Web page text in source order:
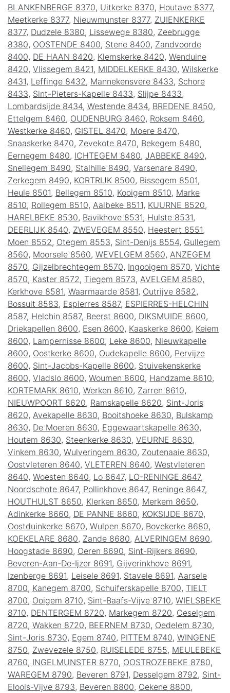
BLANKENBERGE 8370, Uitkerke 8370, Houtave 8377,
Meetkerke 8377, Nieuwmunster 8377, ZUIENKERKE
8377, Dudzele 8380, Lissewege 8380, Zeebrugge
8380, OOSTENDE 8400, Stene 8400, Zandvoorde
8400, DE HAAN 8420, Klemskerke 8420, Wenduine
8420, Vlissegem 8421, MIDDELKERKE 8430, Wilskerke
8431, Leffinge 8432 , Mannekensvere 8433, Schore
8433, Sint-Pieters-Kapelle 8433, Slijpe 8433,
Lombardsijde 8434, Westende 8434, BREDENE 8450,
Ettelgem 8460, OUDENBURG 8460, Roksem 8460,
Westkerke 8460, GISTEL 8470, Moere 8470,
Snaaskerke 8470, Zevekote 8470, Bekegem 8480,
Eernegem 8480, ICHTEGEM 8480, JABBEKE 8490,
Snellegem 8490, Stalhille 8490, Varsenare 8490,
Zerkegem 8490, KORTRIJK 8500, Bissegem 8501,
Heule 8501, Bellegem 8510, Kooigem 8510, Marke
8510, Rollegem 8510, Aalbeke 8511, KUURNE 8520,
HARELBEKE 8530, Bavikhove 8531, Hulste 8531,
DEERLIJK 8540, ZWEVEGEM 8550, Heestert 8551,
Moen 8552 , Otegem 8553, Sint-Denijs 8554, Gullegem
8560, Moorsele 8560, WEVELGEM 8560, ANZEGEM
8570, Gijzelbrechtegem 8570, Ingooigem 8570, Vichte
8570, Kaster 8572 , Tiegem 8573, AVELGEM 8580,
Kerkhove 8581, Waarmaarde 8581, Outrijve 8582 ,
Bossuit 8583, Espierres 8587, ESPIERRES-HELCHIN
8587, Helchin 8587, Beerst 8600, DIKSMUIDE 8600,
Driekapellen 8600, Esen 8600, Kaaskerke 8600, Keiem
8600, Lampernisse 8600, Leke 8600, Nieuwkapelle
8600, Oostkerke 8600, Oudekapelle 8600, Pervijze
8600, Sint-Jacobs-Kapelle 8600, Stuivekenskerke
8600, Vladslo 8600, Woumen 8600, Handzame 8610,
KORTEMARK 8610, Werken 8610, Zarren 8610,
NIEUWPOORT 8620, Ramskapelle 8620, Sint-Joris
8620, Avekapelle 8630, Booitshoeke 8630, Bulskamp
8630, De Moeren 8630, Eggewaartskapelle 8630,
Houtem 8630, Steenkerke 8630, VEURNE 8630,
Vinkem 8630, Wulveringem 8630, Zoutenaaie 8630,
Oostvleteren 8640, VLETEREN 8640, Westvleteren
8640, Woesten 8640, Lo 8647, LO-RENINGE 8647,
Noordschote 8647, Pollinkhove 8647, Reninge 8647,
HOUTHULST 8650, Klerken 8650, Merkem 8650,
Adinkerke 8660, DE PANNE 8660, KOKSIJDE 8670,
Oostduinkerke 8670, Wulpen 8670, Bovekerke 8680,
KOEKELARE 8680, Zande 8680, ALVERINGEM 8690,
Hoogstade 8690, Oeren 8690, Sint-Rijkers 8690,
Beveren-Aan-De-Ijzer 8691, Gijverinkhove 8691,
Izenberge 8691, Leisele 8691, Stavele 8691, Aarsele
8700, Kanegem 8700, Schuiferskapelle 8700, TIELT
8700, Ooigem 8710, Sint-Baafs-Vijve 8710, WIELSBEKE
8710, DENTERGEM 8720, Markegem 8720, Oeselgem
8720, Wakken 8720, BEERNEM 8730, Oedelem 8730,
Sint-Joris 8730, Egem 8740, PITTEM 8740, WINGENE
8750, Zwevezele 8750, RUISELEDE 8755, MEULEBEKE
8760, INGELMUNSTER 8770, OOSTROZEBEKE 8780,
WAREGEM 8790, Beveren 8791, Desselgem 8792 , Sint-
Eloois-Vijve 8793, Beveren 8800, Oekene 8800,